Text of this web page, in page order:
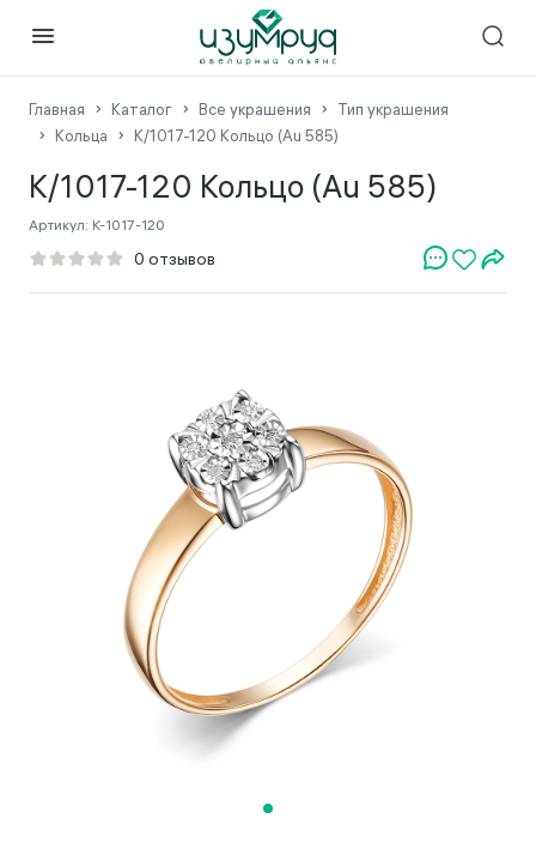
Главная Каталог Все украшения
Тип украшения
Кольца
К/1017-120 Кольцо (Au 585)
К/1017-120 Кольцо (Au 585)
Артикул: К-1017-120